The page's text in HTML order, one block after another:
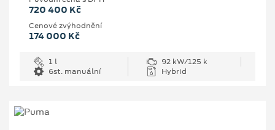
720 400 Kč
Cenové zvýhodnění
174 000 Kč
1 l
92 kW/125 k
6st. manuální
Hybrid